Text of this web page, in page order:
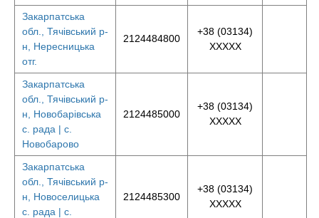
Закарпатська
обл., Тячівський р-
н, Нересницька
отг.
2124484800
+38 (03134)
XXXXX
Закарпатська
обл., Тячівський р-
н, Новобарівська
с. рада | с.
Новобарово
2124485000
+38 (03134)
XXXXX
Закарпатська
обл., Тячівський р-
н, Новоселицька
с. рада | с.
2124485300
+38 (03134)
XXXXX